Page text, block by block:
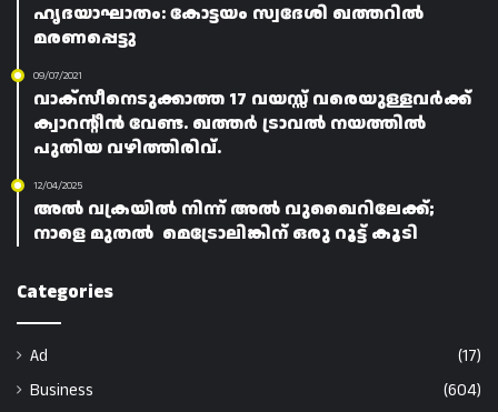
ഹൃദയാഘാതം: കോട്ടയം സ്വദേശി ഖത്തറിൽ
മരണപ്പെട്ടു
09/07/2021
വാക്സീനെടുക്കാത്ത 17 വയസ്സ് വരെയുള്ളവർക്ക്
ക്വാറന്റീൻ വേണ്ട. ഖത്തർ ട്രാവൽ നയത്തിൽ
പുതിയ വഴിത്തിരിവ്.
12/04/2025
അൽ വക്രയിൽ നിന്ന് അൽ വുഖൈറിലേക്ക്;
നാളെ മുതൽ മെട്രോലിങ്കിന് ഒരു റൂട്ട് കൂടി
Categories
Ad
(17)
Business
(604)